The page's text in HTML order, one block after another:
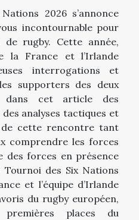
2026 s’annonce
incontournable pour
de rugby. Cette année,
la France et l’Irlande
interrogations et
supporters des deux
dans cet article des
analyses tactiques et
de cette rencontre tant
comprendre les forces
des forces en présence
des Six Nations
et l’équipe d’Irlande
du rugby européen,
places du